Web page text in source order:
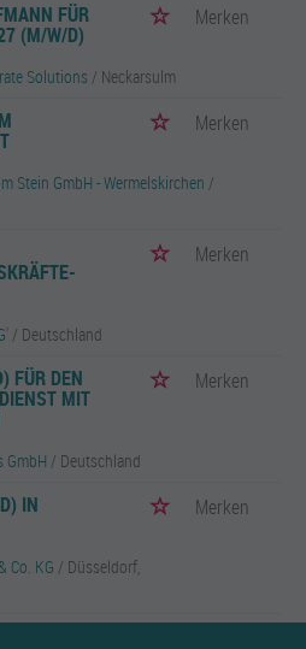
FÜR
(M/W/D)
Merken
Solutions / Neckarsulm
Merken
Stein GmbH - Wermelskirchen /
Merken
/ Deutschland
FÜR DEN
MIT V
Merken
GmbH / Deutschland
IN Merken
Co. KG / Düsseldorf,